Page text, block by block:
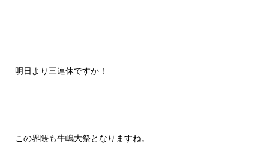
明日より三連休ですか！
この界隈も牛嶋大祭となりますね。